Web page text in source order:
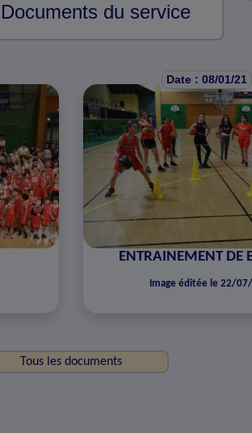
Documents du service
Date : 08/01/21
ENTRAINEMENT DE
Image éditée le 22/
Tous les documents